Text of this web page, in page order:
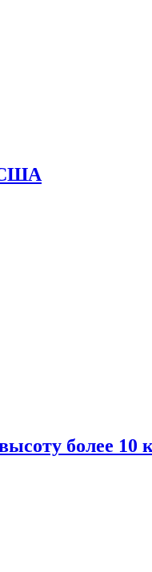
США
более 10